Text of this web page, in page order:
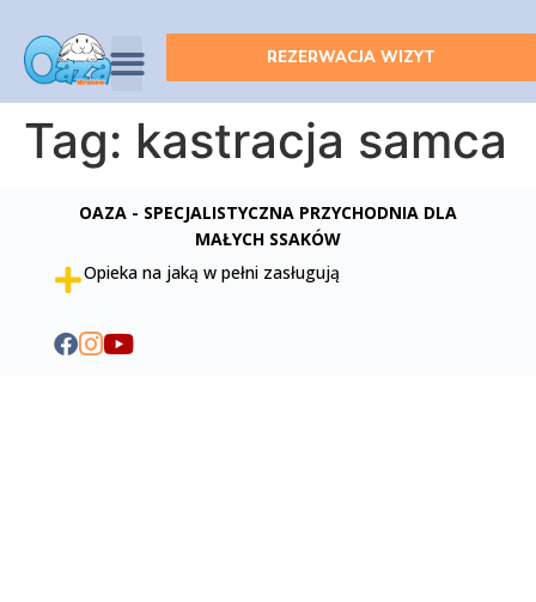
REZERWACJA WIZYT
Tag: kastracja samca
OAZA - SPECJALISTYCZNA PRZYCHODNIA DLA
MAŁYCH SSAKÓW
Opieka na jaką w pełni zasługują